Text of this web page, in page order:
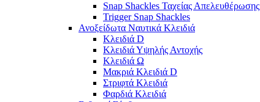
Snap Shackles Ταχείας Απελευθέρωσης
Trigger Snap Shackles
Ανοξείδωτα Ναυτικά Κλειδιά
Κλειδιά D
Κλειδιά Υψηλής Αντοχής
Κλειδιά Ω
Μακριά Κλειδιά D
Στριφτά Κλειδιά
Φαρδιά Κλειδιά